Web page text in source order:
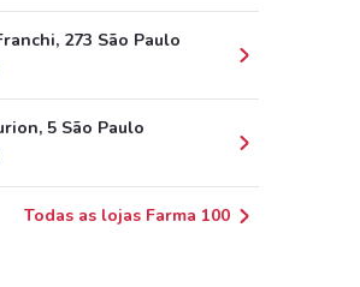
273 São Paulo
5 São Paulo
Todas as lojas Farma 100